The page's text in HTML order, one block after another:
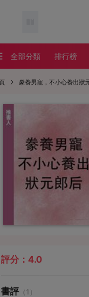
全部分類
會員短篇
番茄短篇
網絡熱文
耽美短篇
恐怖懸疑
懸疑恐怖
排行榜
豢養男寵，不小心養出狀
評分： 4.0
書評 （1）